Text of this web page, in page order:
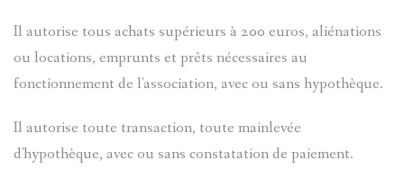
Il autorise tous achats supérieurs à 200 euros, aliénations
ou locations, emprunts et prêts nécessaires au
fonctionnement de l'association, avec ou sans hypothèque.
Il autorise toute transaction, toute mainlevée
d'hypothèque, avec ou sans constatation de paiement.